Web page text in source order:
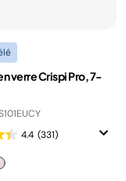
verre Crispi Pro, 7-
4.4 (331)